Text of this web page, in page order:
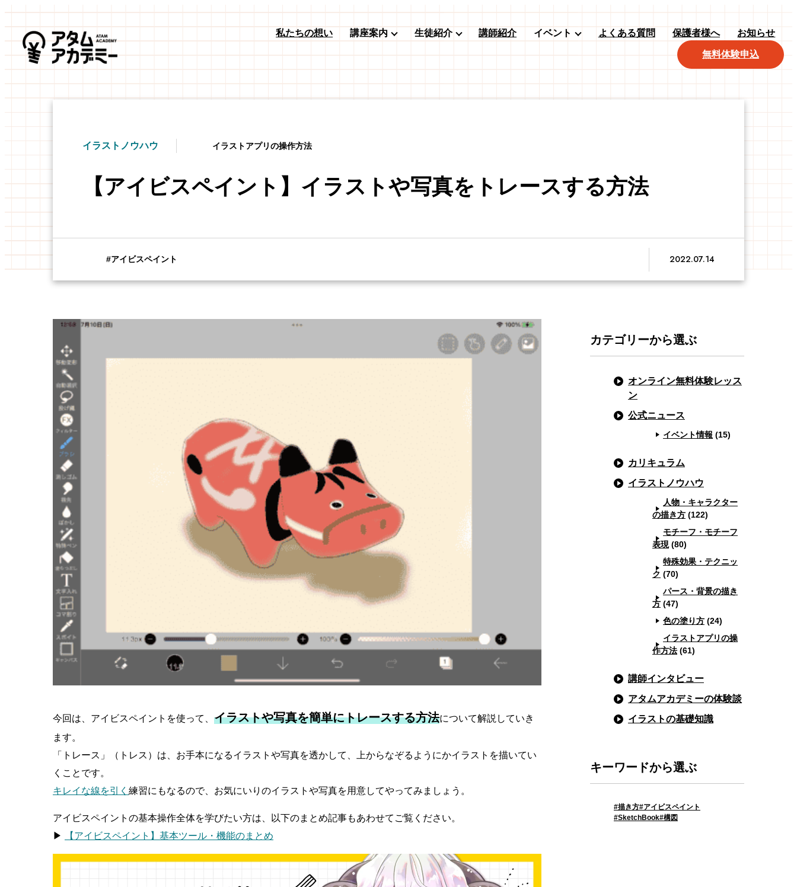
私たちの想い 講座案内 生徒紹介 講師紹介 イベント よくある質問 保護者様へ お知らせ
無料体験申込
イラストノウハウ イラストアプリの操作方法
【アイビスペイント】イラストや写真をトレースする方法
アイビスペイント 2022.07.14
カテゴリーから選ぶ
オンライン無料体験レッス
ン
公式ニュース
イベント情報 (15)
カリキュラム
イラストノウハウ
人物・キャラクター
の描き方 (122)
モチーフ・モチーフ
表現(80)
特殊効果・テクニッ
ク (70)
パース・背景の描き
方 (47)
色の塗り方 (24)
イラストアプリの操
作方法 (61)
講師インタビュー
アタムアカデミーの体験談
イラストの基礎知識
キーワードから選ぶ
描き方 アイビスペイント
SketchBook 構図
今回は、アイビスペイントを使って、 イラストや写真を簡単にトレースする方法について解説していき
ます。
「トレース」（トレス）は、お手本になるイラストや写真を透かして、上からなぞるようにかイラストを描いてい
くことです。
キレイな線を引く 練習にもなるので、お気にいりのイラストや写真を用意してやってみましょう。
アイビスペイントの基本操作全体を学びたい方は、以下のまとめ記事もあわせてご覧ください。
▶
【アイビスペイント】基本ツール・機能のまとめ